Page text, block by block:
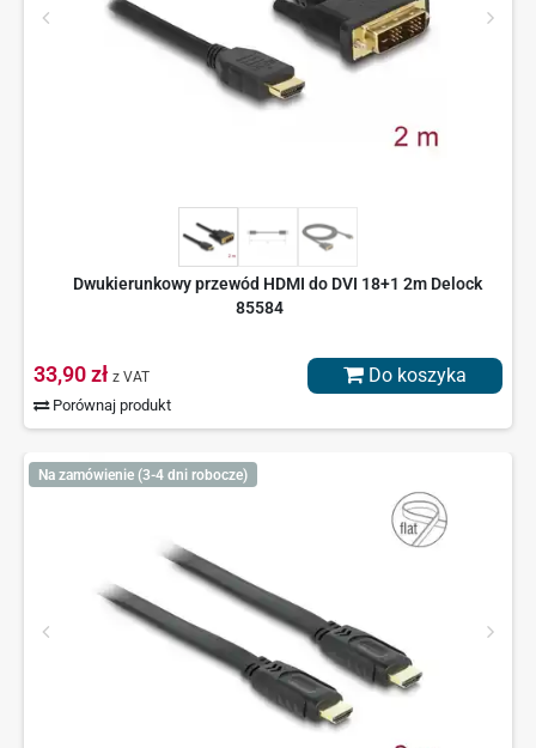
Dwukierunkowy przewód HDMI do DVI 18+1 2m Delock
85584
33,90 zł z VAT
Porównaj produkt
Do koszyka
Na zamówienie (3-4 dni robocze)